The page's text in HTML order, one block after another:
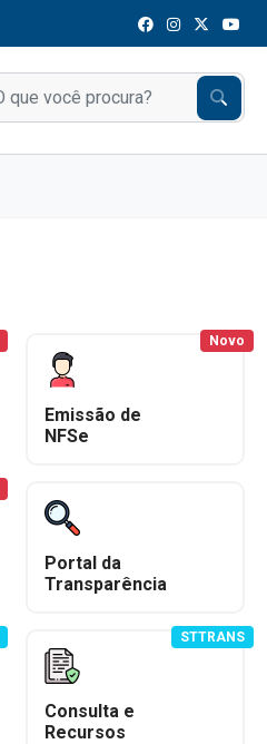
Emissão de
NFSe
Novo
Portal da
Transparência
Consulta e
Recursos
STTRANS